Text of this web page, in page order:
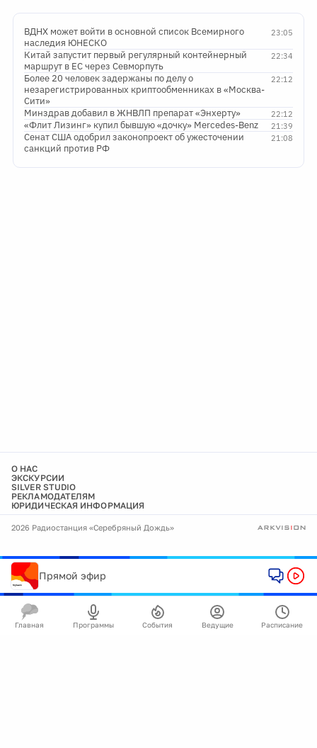
23:05
ВДНХ может войти в основной список Всемирного
наследия ЮНЕСКО
22:34
Китай запустит первый регулярный контейнерный
маршрут в ЕС через Севморпуть
22:12
Более 20 человек задержаны по делу о
незарегистрированных криптообменниках в «Москва-
Сити»
22:12
Минздрав добавил в ЖНВЛП препарат «Энхерту»
21:39
«Флит Лизинг» купил бывшую «дочку» Mercedes-Benz
21:08
Сенат США одобрил законопроект об ужесточении
санкций против РФ
О НАС
ЭКСКУРСИИ
SILVER STUDIO
РЕКЛАМОДАТЕЛЯМ
ЮРИДИЧЕСКАЯ ИНФОРМАЦИЯ
2026 Радиостанция «Серебряный Дождь»
Прямой эфир
Главная Программы События Ведущие Расписание